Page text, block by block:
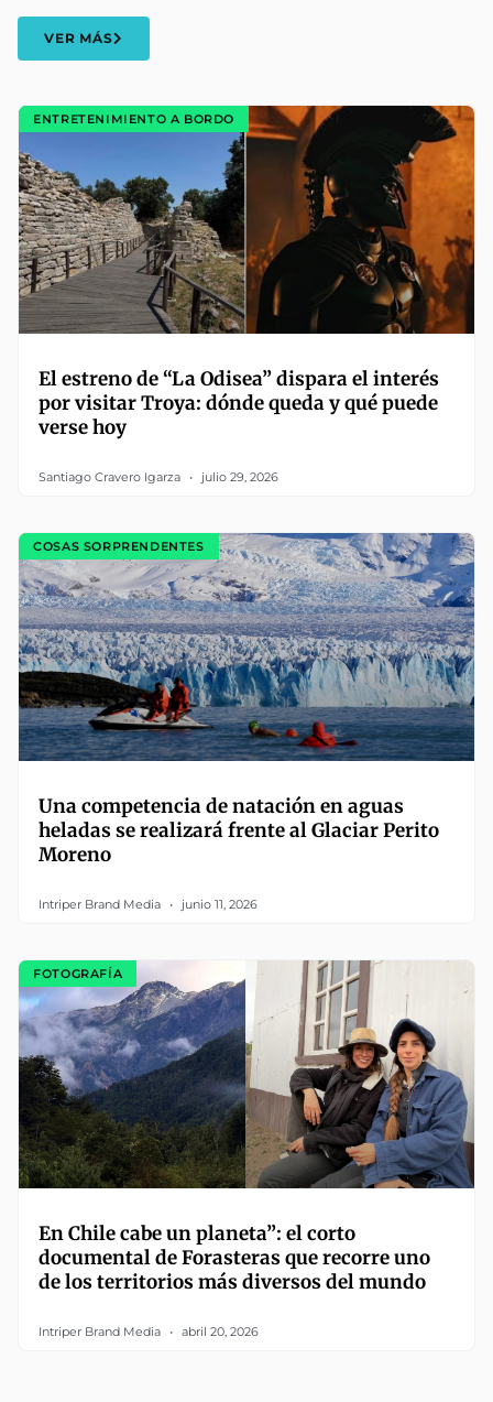
VER MÁS
ENTRETENIMIENTO A BORDO
El estreno de “La Odisea” dispara el interés
por visitar Troya: dónde queda y qué puede
verse hoy
Santiago Cravero Igarza julio 29, 2026
COSAS SORPRENDENTES
Una competencia de natación en aguas
heladas se realizará frente al Glaciar Perito
Moreno
Intriper Brand Media junio 11, 2026
FOTOGRAFÍA
En Chile cabe un planeta”: el corto
documental de Forasteras que recorre uno
de los territorios más diversos del mundo
Intriper Brand Media abril 20, 2026